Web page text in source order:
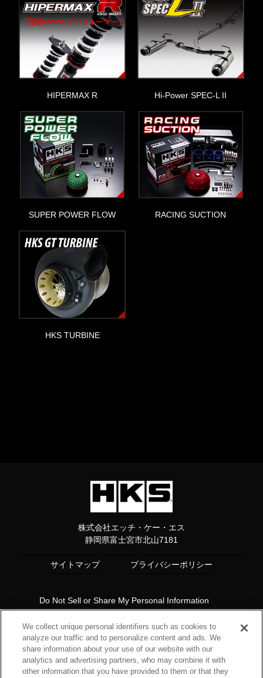
HIPERMAX R Hi-Power SPEC-L II
SUPER POWER FLOW RACING SUCTION
HKS TURBINE
株式会社エッチ・ケー・エス
静岡県富士宮市北山7181
サイトマップ プライバシーポリシー
Do Not Sell or Share My Personal Information
Copyright© 1997 HKS Co., Ltd. all rights reserved.
We collect unique personal identifiers such as cookies to
analyze our traffic and to personalize content and ads. We
share information about your use of our website with our
analytics and advertising partners, who may combine it with
other information that you have provided to them or that they